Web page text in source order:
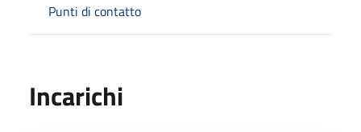
Punti di contatto
Incarichi